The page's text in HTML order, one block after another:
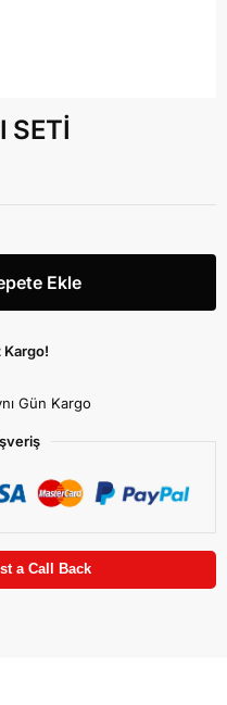
SETİ
Ekle
Gün Kargo
a Call Back